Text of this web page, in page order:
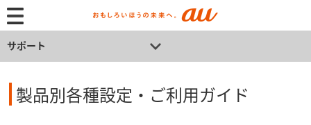
サポート
製品別各種設定・ご利用ガイド